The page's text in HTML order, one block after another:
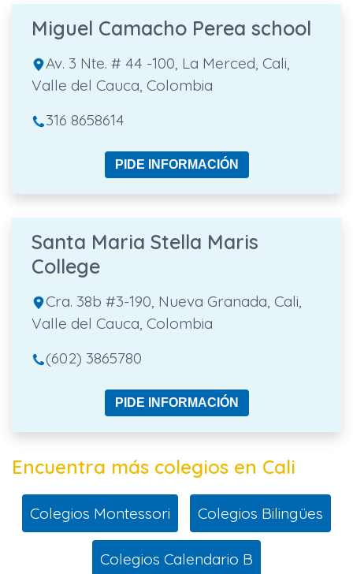
Miguel Camacho Perea school
Av. 3 Nte. # 44 -100, La Merced, Cali,
Valle del Cauca, Colombia
316 8658614
PIDE INFORMACIÓN
Santa Maria Stella Maris
College
Cra. 38b #3-190, Nueva Granada, Cali,
Valle del Cauca, Colombia
(602) 3865780
PIDE INFORMACIÓN
Encuentra más colegios en Cali
Colegios Montessori Colegios Bilingües
Colegios Calendario B